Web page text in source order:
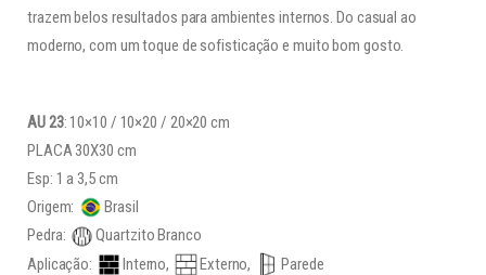
trazem belos resultados para ambientes internos. Do casual ao
moderno, com um toque de sofisticação e muito bom gosto.
AU 23: 10×10 / 10×20 / 20×20 cm
PLACA 30X30 cm
Esp: 1 a 3,5 cm
Origem:
Brasil
Pedra:
Quartzito Branco
Aplicação:
Interno, Externo, Parede